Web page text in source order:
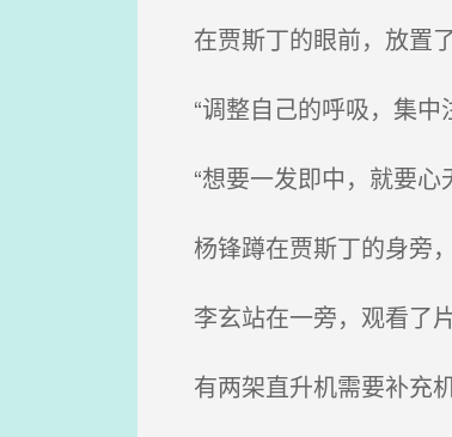
在贾斯丁的眼前，放置
“调整自己的呼吸，集中
“想要一发即中，就要心
杨锋蹲在贾斯丁的身旁
李玄站在一旁，观看了
有两架直升机需要补充